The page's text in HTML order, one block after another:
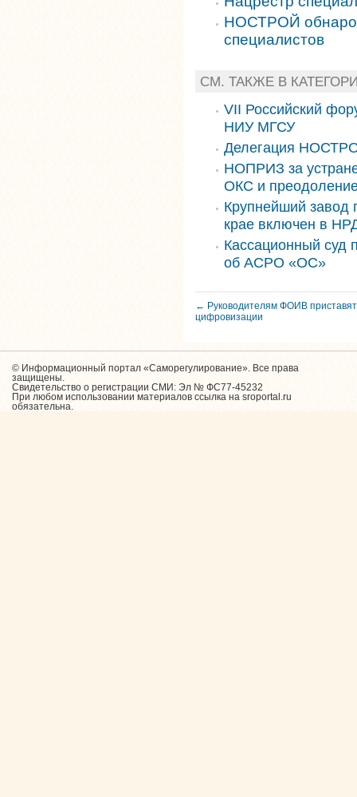
НОСТРОЙ
специалистов
СМ. ТАКЖЕ В
VII Российский
НИУ МГСУ
Делегация
НОПРИЗ за
ОКС и
Крупнейший завод
крае включен в
Кассационный суд
об АСРО «ОС»
← Руководителям ФОИВ
цифровизации
© Информационный портал «Саморегулирование». Все права
защищены.
Свидетельство о регистрации СМИ: Эл № ФС77-45232
При любом использовании материалов ссылка на sroportal.ru
обязательна.